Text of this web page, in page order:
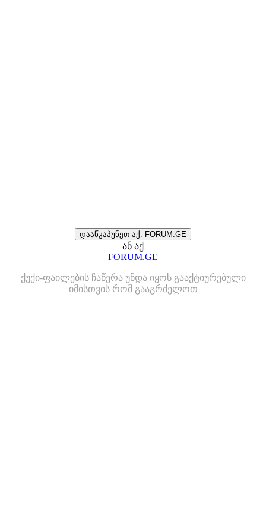
დააწკაპუნეთ აქ: FORUM.GE
ან აქ
FORUM.GE
ქუქი-ფაილების ჩაწერა უნდა იყოს გააქტიურებული
იმისთვის რომ გააგრძელოთ